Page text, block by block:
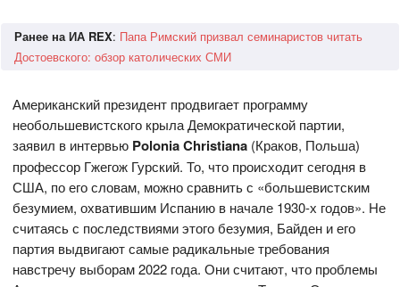
Ранее на ИА REX: Папа Римский призвал семинаристов читать
Достоевского: обзор католических СМИ
Американский президент продвигает программу
необольшевистского крыла Демократической партии,
заявил в интервью Polonia Christiana (Краков, Польша)
профессор Гжегож Гурский. То, что происходит сегодня в
США, по его словам, можно сравнить с «большевистским
безумием, охватившим Испанию в начале 1930-х годов». Не
считаясь с последствиями этого безумия, Байден и его
партия выдвигают самые радикальные требования
навстречу выборам 2022 года. Они считают, что проблемы